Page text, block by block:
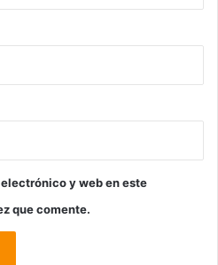
y web en este
que comente.